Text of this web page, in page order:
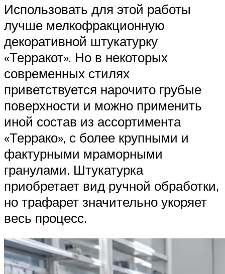
Использовать для этой работы
лучше мелкофракционную
декоративной штукатурку
«Терракот». Но в некоторых
современных стилях
приветствуется нарочито грубые
поверхности и можно применить
иной состав из ассортимента
«Террако», с более крупными и
фактурными мраморными
гранулами. Штукатурка
приобретает вид ручной обработки,
но трафарет значительно укоряет
весь процесс.